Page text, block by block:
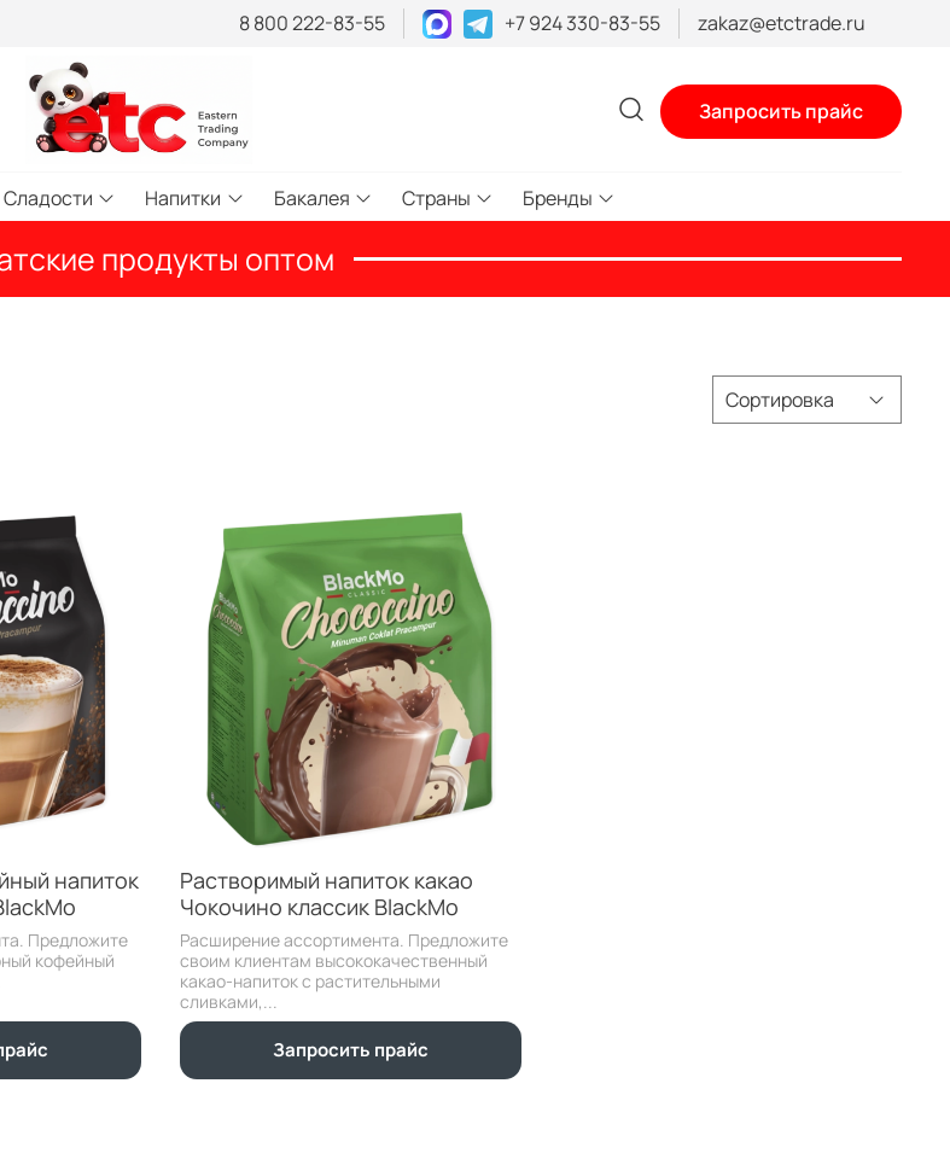
8 800 222-83-55 +7 924 330-83-55 zakaz@etctrade.ru
Запросить прайс
Сладости Напитки Бакалея Страны Бренды
продукты оптом
напиток
Предложите
кофейный
Растворимый напиток какао
Чокочино классик BlackMo
Расширение ассортимента. Предложите
своим клиентам высококачественный
какао-напиток с растительными
сливками,...
Запросить прайс